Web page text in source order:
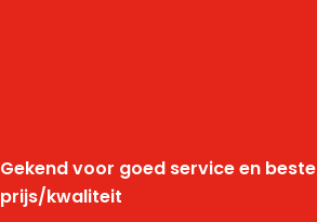
Gekend voor goed service en beste
prijs/kwaliteit